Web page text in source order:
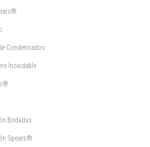
Condensados
Inoxidable
Bridadas
Spears®